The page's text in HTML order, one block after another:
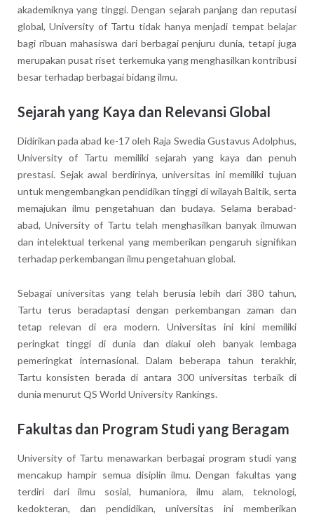
akademiknya yang tinggi. Dengan sejarah panjang dan reputasi
global, University of Tartu tidak hanya menjadi tempat belajar
bagi ribuan mahasiswa dari berbagai penjuru dunia, tetapi juga
merupakan pusat riset terkemuka yang menghasilkan kontribusi
besar terhadap berbagai bidang ilmu.
Sejarah yang Kaya dan Relevansi Global
Didirikan pada abad ke-17 oleh Raja Swedia Gustavus Adolphus,
University of Tartu memiliki sejarah yang kaya dan penuh
prestasi. Sejak awal berdirinya, universitas ini memiliki tujuan
untuk mengembangkan pendidikan tinggi di wilayah Baltik, serta
memajukan ilmu pengetahuan dan budaya. Selama berabad-
abad, University of Tartu telah menghasilkan banyak ilmuwan
dan intelektual terkenal yang memberikan pengaruh signifikan
terhadap perkembangan ilmu pengetahuan global.
Sebagai universitas yang telah berusia lebih dari 380 tahun,
Tartu terus beradaptasi dengan perkembangan zaman dan
tetap relevan di era modern. Universitas ini kini memiliki
peringkat tinggi di dunia dan diakui oleh banyak lembaga
pemeringkat internasional. Dalam beberapa tahun terakhir,
Tartu konsisten berada di antara 300 universitas terbaik di
dunia menurut QS World University Rankings.
Fakultas dan Program Studi yang Beragam
University of Tartu menawarkan berbagai program studi yang
mencakup hampir semua disiplin ilmu. Dengan fakultas yang
terdiri dari ilmu sosial, humaniora, ilmu alam, teknologi,
kedokteran, dan pendidikan, universitas ini memberikan